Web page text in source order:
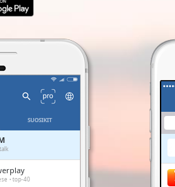
SUOSIKIT
talk
top-40